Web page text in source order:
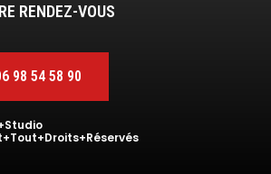
RENDEZ-VOUS
98 54 58 90